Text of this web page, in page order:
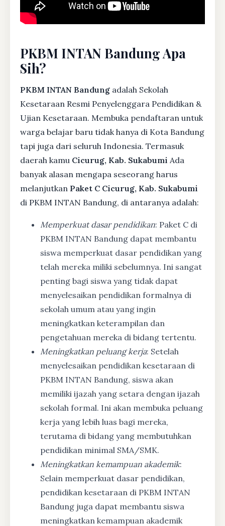
PKBM INTAN Bandung Apa
Sih?
PKBM INTAN Bandung adalah Sekolah
Kesetaraan Resmi Penyelenggara Pendidikan &
Ujian Kesetaraan. Membuka pendaftaran untuk
warga belajar baru tidak hanya di Kota Bandung
tapi juga dari seluruh Indonesia. Termasuk
daerah kamu Cicurug, Kab. Sukabumi Ada
banyak alasan mengapa seseorang harus
melanjutkan Paket C Cicurug, Kab. Sukabumi
di PKBM INTAN Bandung, di antaranya adalah:
Memperkuat dasar pendidikan: Paket C di
PKBM INTAN Bandung dapat membantu
siswa memperkuat dasar pendidikan yang
telah mereka miliki sebelumnya. Ini sangat
penting bagi siswa yang tidak dapat
menyelesaikan pendidikan formalnya di
sekolah umum atau yang ingin
meningkatkan keterampilan dan
pengetahuan mereka di bidang tertentu.
Meningkatkan peluang kerja: Setelah
menyelesaikan pendidikan kesetaraan di
PKBM INTAN Bandung, siswa akan
memiliki ijazah yang setara dengan ijazah
sekolah formal. Ini akan membuka peluang
kerja yang lebih luas bagi mereka,
terutama di bidang yang membutuhkan
pendidikan minimal SMA/SMK.
Meningkatkan kemampuan akademik:
Selain memperkuat dasar pendidikan,
pendidikan kesetaraan di PKBM INTAN
Bandung juga dapat membantu siswa
meningkatkan kemampuan akademik